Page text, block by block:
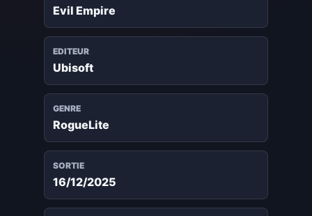
Evil Empire
EDITEUR
Ubisoft
GENRE
RogueLite
SORTIE
16/12/2025